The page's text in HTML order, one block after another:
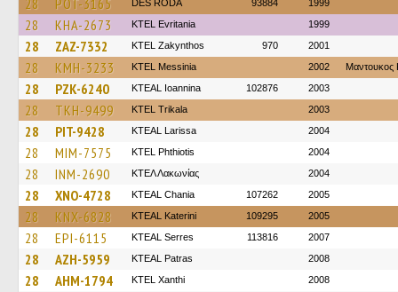
28 POT-3165 DES RODA 93884 1999
28 KHA-2673 ΚΤΕL Evritania 1999
28 ZAZ-7332 KTEL Zakynthos 970 2001
28 KMH-3233 KTEL Messinia 2002 Μαντουκος
28 PZK-6240 KTEAL Ioannina 102876 2003
28 TKH-9499 ΚΤΕL Τrikala 2003
28 PIT-9428 KTEAL Larissa 2004
28 MIM-7575 ΚΤΕL Phthiotis 2004
28 INM-2690 ΚΤΕΛ Λακωνίας 2004
28 XNO-4728 KTEAL Chania 107262 2005
28 KNX-6828 KTEAL Katerini 109295 2005
28 EPI-6115 KTEAL Serres 113816 2007
28 AZH-5959 KTEAL Patras 2008
28 AHM-1794 KTEL Xanthi 2008